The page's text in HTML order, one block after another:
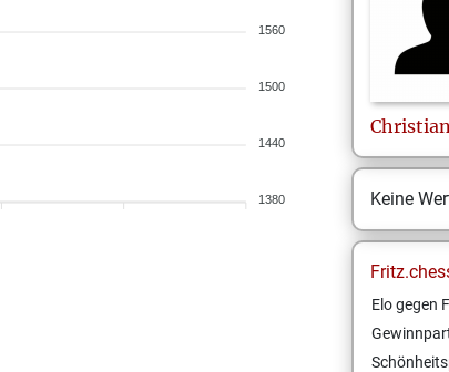
1560
1500
1440
1380 Keine
Elo gegen